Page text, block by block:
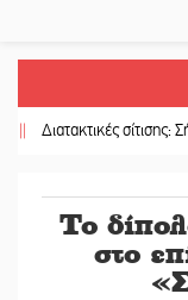
σίτισης: Σήμα
Το
στο